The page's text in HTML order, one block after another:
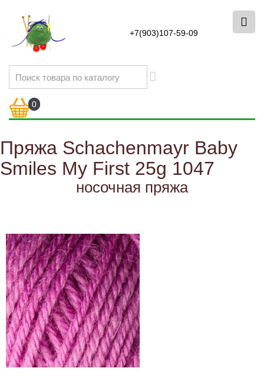
+7(903)107-59-09
0
Пряжа Schachenmayr Baby
Smiles My First 25g 1047
носочная пряжа